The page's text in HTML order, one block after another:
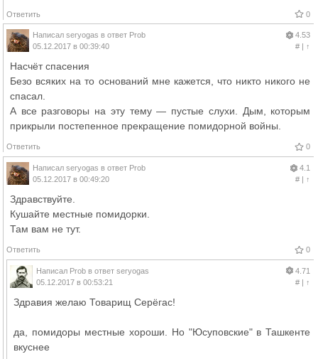
Ответить 0
Написал seryogas в ответ Prob
05.12.2017 в 00:39:40
4.53
#| ↑
Насчёт спасения
Безо всяких на то оснований мне кажется, что никто никого не
спасал.
А все разговоры на эту тему — пустые слухи. Дым, которым
прикрыли постепенное прекращение помидорной войны.
Ответить 0
Написал seryogas в ответ Prob
05.12.2017 в 00:49:20
4.1
#| ↑
Здравствуйте.
Кушайте местные помидорки.
Там вам не тут.
Ответить 0
Написал Prob в ответ seryogas
05.12.2017 в 00:53:21
4.71
#| ↑
Здравия желаю Товарищ Серёгас!
да, помидоры местные хороши. Но "Юсуповские" в Ташкенте
вкуснее